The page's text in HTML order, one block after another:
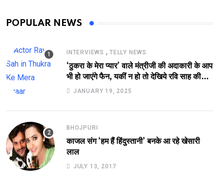
POPULAR NEWS
INTERVIEWS , TELLY NEWS
‘ठुकरा के मेरा प्यार’ वाले मंत्रीजी की अदाकारी के आप
भी हो जाएंगे फैन, यकीं न हो तो देखिये रवि साह की
दमदार भूमिका
JANUARY 19, 2025
BHOJPURI
काजल संग ‘हम हैं हिंदुस्तानी’ बनके आ रहे खेसारी
लाल
JULY 13, 2017